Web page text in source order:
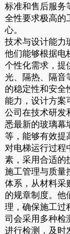
标准和售后服务
全性要求极高的
心。
技术与设计能力
他们能够根据电
个性化需求，提
光、隔热、隔音
的稳定性和安全
能力，设计方案
公司在技术研发
悉最新的玻璃幕
等，能够有效提
对电梯运行过程
素，采用合适的
施工管理与质量
体系，从材料采
的规章制度。他
理，确保施工过
司会采用多种检
进行检测，及时